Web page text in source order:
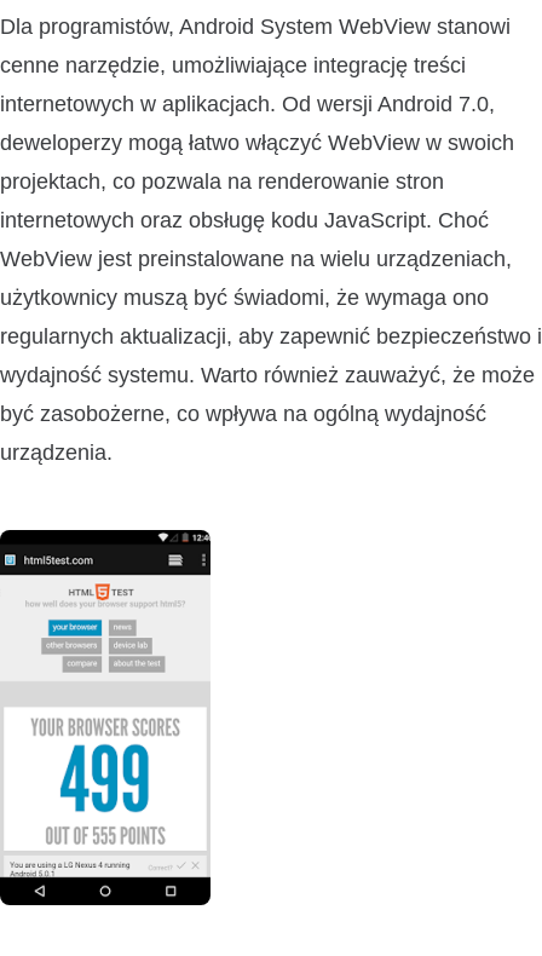
Dla programistów, Android System WebView stanowi
cenne narzędzie, umożliwiające integrację treści
internetowych w aplikacjach. Od wersji Android 7.0,
deweloperzy mogą łatwo włączyć WebView w swoich
projektach, co pozwala na renderowanie stron
internetowych oraz obsługę kodu JavaScript. Choć
WebView jest preinstalowane na wielu urządzeniach,
użytkownicy muszą być świadomi, że wymaga ono
regularnych aktualizacji, aby zapewnić bezpieczeństwo i
wydajność systemu. Warto również zauważyć, że może
być zasobożerne, co wpływa na ogólną wydajność
urządzenia.